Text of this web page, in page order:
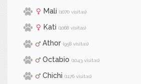
Mali (1070 visitas)
Kati (1068 visitas)
Athor (958 visitas)
Octabio (1043 visitas)
Chichi (1176 visitas)